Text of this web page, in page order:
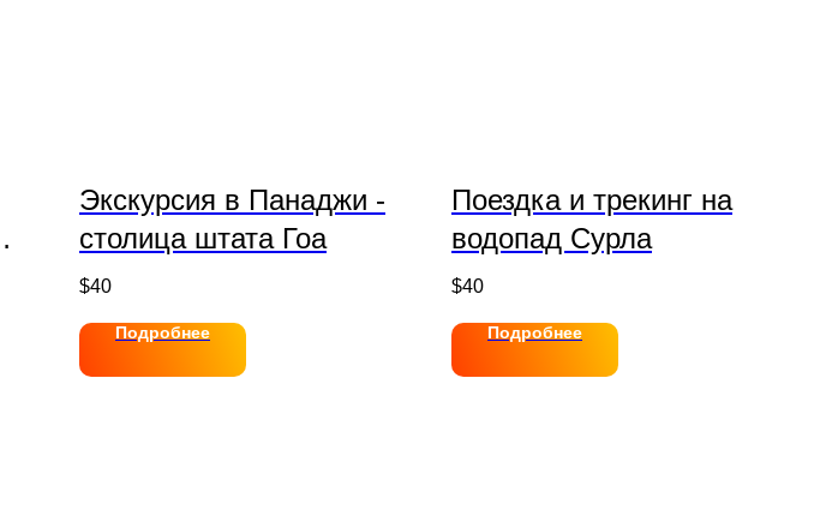
Экскурсия в Панаджи -
столица штата Гоа
$40
Подробнее
Поездка и трекинг на
водопад Сурла
$40
Подробнее